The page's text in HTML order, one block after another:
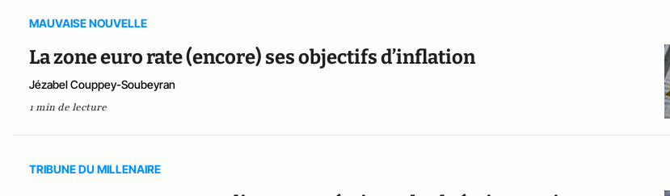
MAUVAISE NOUVELLE
La zone euro rate (encore) ses objectifs d’inflation
Jézabel Couppey-Soubeyran
1 min de lecture
TRIBUNE DU MILLENAIRE